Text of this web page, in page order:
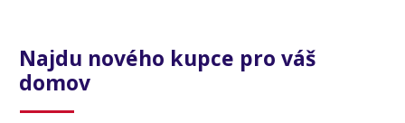
Najdu nového kupce pro váš
domov